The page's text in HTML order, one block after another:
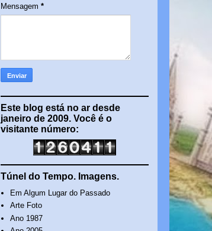
Mensagem *
Este blog está no ar desde
janeiro de 2009. Você é o
visitante número:
Túnel do Tempo. Imagens.
Em Algum Lugar do Passado
Arte Foto
Ano 1987